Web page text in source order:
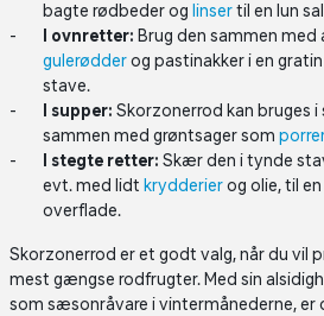
bagte rødbeder og linsertil en lun
I ovnretter: Brug den sammen
gulerødderog pastinakker i en
stave.
I supper: Skorzonerrod kan bruges
sammen med grøntsager som
I stegte retter: Skær den i tynde
evt. med lidt krydderierog olie, til
overflade.
Skorzonerrod er et godt valg, når du vil
mest gængse rodfrugter. Med sin
som sæsonråvare i vintermånederne, er